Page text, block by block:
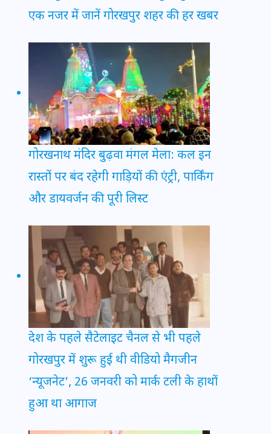
एक नजर में जानें गोरखपुर शहर की हर खबर
गोरखनाथ मंदिर बुढ़वा मंगल मेला: कल इन
रास्तों पर बंद रहेगी गाड़ियों की एंट्री, पार्किंग
और डायवर्जन की पूरी लिस्ट
देश के पहले सैटेलाइट चैनल से भी पहले
गोरखपुर में शुरू हुई थी वीडियो मैगजीन
‘न्यूजनेट’, 26 जनवरी को मार्क टली के हाथों
हुआ था आगाज